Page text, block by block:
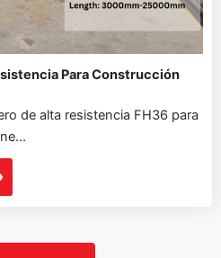
Para Construcción
de alta resistencia FH36 para